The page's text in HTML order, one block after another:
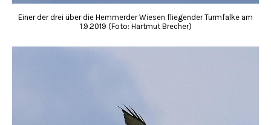
Einer der drei über die Hemmerder Wiesen fliegender Turmfalke am
1.9.2019 (Foto: Hartmut Brecher)